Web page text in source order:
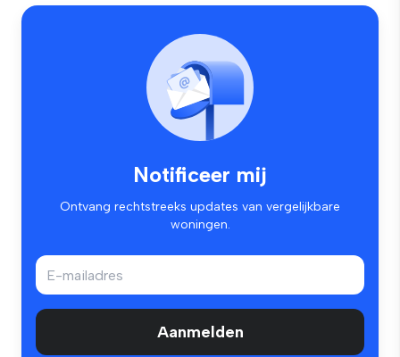
Notificeer mij
Ontvang rechtstreeks updates van vergelijkbare
woningen.
Aanmelden